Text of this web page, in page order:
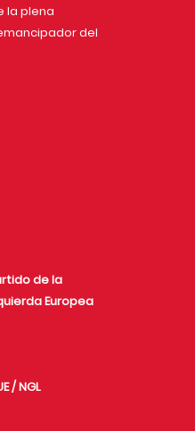
la plena
del
de la
Europea
/ NGL